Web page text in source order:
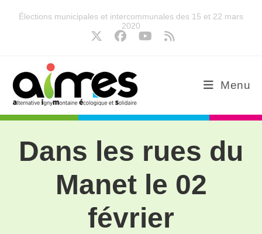
Élections municipales et intercommunales des 15 et 22 mars
2020
Menu
Dans les rues du
Manet le 02
février